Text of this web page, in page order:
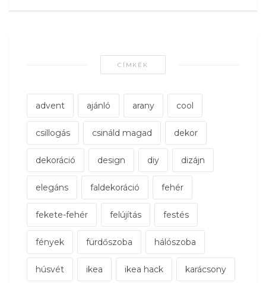
CÍMKÉK
advent ajánló arany cool
csillogás csináld magad dekor
dekoráció design diy dizájn
elegáns faldekoráció fehér
fekete-fehér felújítás festés
fények fürdőszoba hálószoba
húsvét ikea ikea hack karácsony